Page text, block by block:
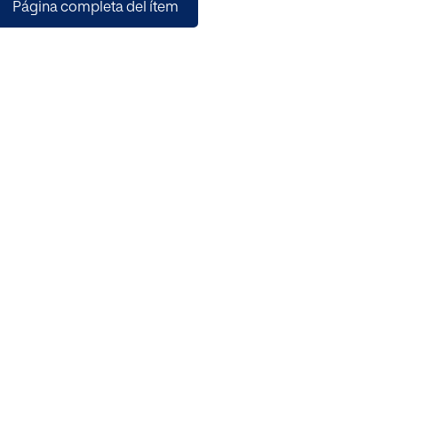
Página completa del ítem